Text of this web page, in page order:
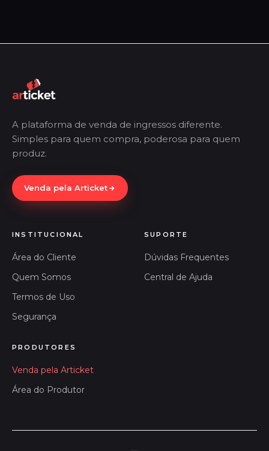
A plataforma de venda de ingressos diferente.
Simples para quem compra, poderosa para quem
produz.
Venda pela Articket
INSTITUCIONAL
Área do Cliente
Quem Somos
Termos de Uso
Segurança
SUPORTE
Dúvidas Frequentes
Central de Ajuda
PRODUTORES
Venda pela Articket
Área do Produtor